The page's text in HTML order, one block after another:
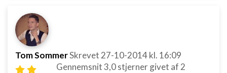
Tom SommerSkrevet 27-10-2014kl. 16:09
Gennemsnit3,0stjerner givet af 2